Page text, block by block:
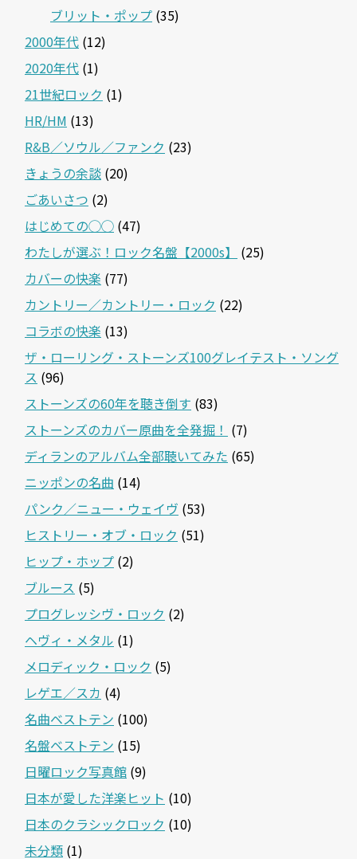
ブリット・ポップ (35)
2000年代 (12)
2020年代 (1)
21世紀ロック (1)
HR/HM (13)
R&B／ソウル／ファンク (23)
きょうの余談 (20)
ごあいさつ (2)
はじめての◯◯ (47)
わたしが選ぶ！ロック名盤【2000s】
(25)
カバーの快楽 (77)
カントリー／カントリー・ロック (22)
コラボの快楽 (13)
ザ・ローリング・ストーンズ100グレイテスト・ソング
ス (96)
ストーンズの60年を聴き倒す (83)
ストーンズのカバー原曲を全発掘！ (7)
ディランのアルバム全部聴いてみた (65)
ニッポンの名曲 (14)
パンク／ニュー・ウェイヴ (53)
ヒストリー・オブ・ロック (51)
ヒップ・ホップ (2)
ブルース (5)
プログレッシヴ・ロック (2)
ヘヴィ・メタル (1)
メロディック・ロック (5)
レゲエ／スカ (4)
名曲ベストテン (100)
名盤ベストテン (15)
日曜ロック写真館 (9)
日本が愛した洋楽ヒット (10)
日本のクラシックロック (10)
未分類 (1)